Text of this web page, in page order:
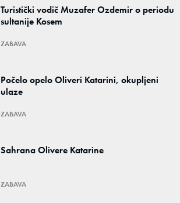
Turistički vodič Muzafer Ozdemir o periodu
sultanije Kosem
ZABAVA
Počelo opelo Oliveri Katarini, okupljeni
ulaze
ZABAVA
Sahrana Olivere Katarine
ZABAVA